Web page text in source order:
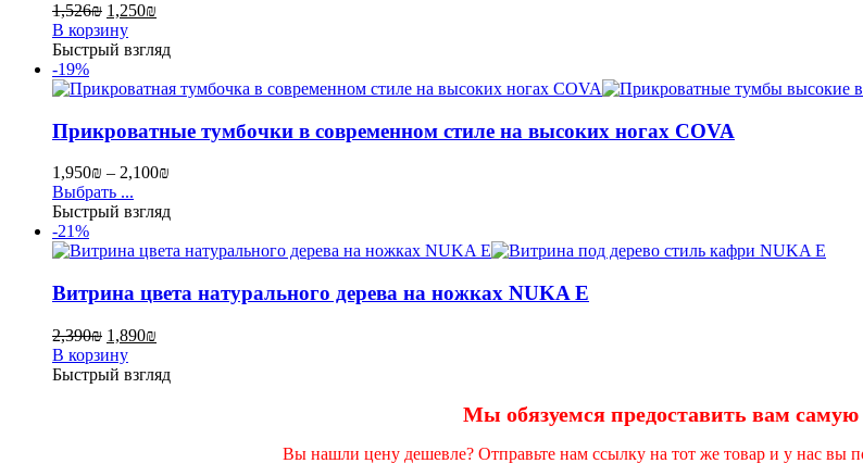
1,526₪ 1,250₪
В корзину
Быстрый взгляд
-19%
Прикроватные тумбочки в современном стиле на высоких ногах COVA
1,950₪ – 2,100₪
Выбрать ...
Быстрый взгляд
-21%
Витрина цвета натурального дерева на ножках NUKA E
2,390₪ 1,890₪
В корзину
Быстрый взгляд
Мы обязуемся предоставить вам
Вы нашли цену дешевле? Отправьте нам ссылку на тот же товар и у нас вы